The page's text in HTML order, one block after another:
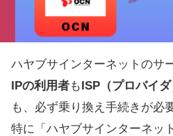
ハヤブサインターネットのサ
IPの利用者もISP（プロバイ
も、必ず乗り換え手続きが必
特に「ハヤブサインターネッ